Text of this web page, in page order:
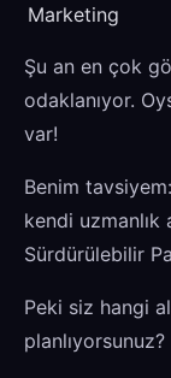
Marketing
Şu an en çok
odaklanıyor.
var!
Benim
kendi uzmanlık
Sürdürülebilir
Peki siz hangi
planlıyorsunuz?